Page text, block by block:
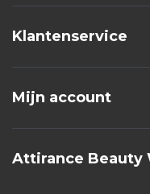
Klantenservice
Mijn account
Attirance Beauty